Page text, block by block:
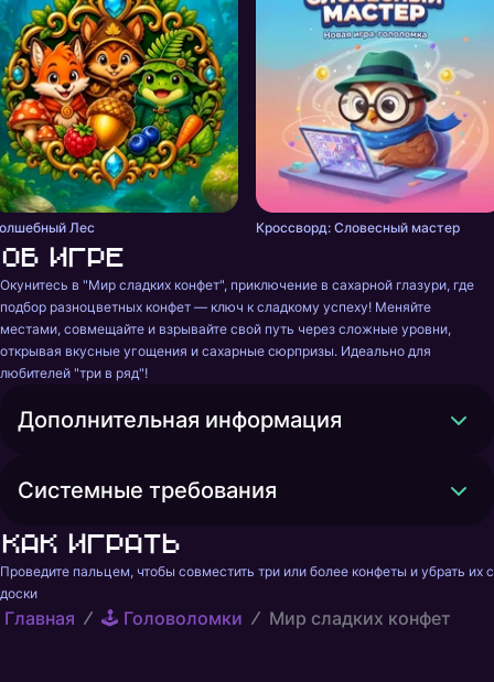
Лес Кроссворд: Словесный мастер
Об игре
Окунитесь в "Мир сладких конфет", приключение в сахарной глазури, где
подбор разноцветных конфет — ключ к сладкому успеху! Меняйте
местами, совмещайте и взрывайте свой путь через сложные уровни,
открывая вкусные угощения и сахарные сюрпризы. Идеально для
любителей "три в ряд"!
Дополнительная информация
Системные требования
Как играть
Проведите пальцем, чтобы совместить три или более конфеты и убрать их с
доски
Главная 🕹️ Головоломки Мир сладких конфет